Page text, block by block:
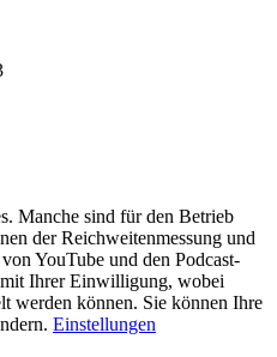
Manche sind für den Betrieb
der Reichweitenmessung und
YouTube und den Podcast-
Ihrer Einwilligung, wobei
werden können. Sie können Ihre
Einstellungen